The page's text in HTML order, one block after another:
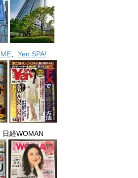
Yen SPA!
、日経WOMAN